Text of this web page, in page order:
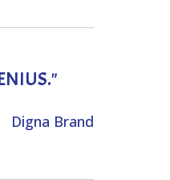
Digna Brand